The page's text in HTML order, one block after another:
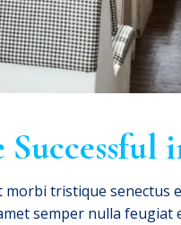
tristique senectus
semper nulla